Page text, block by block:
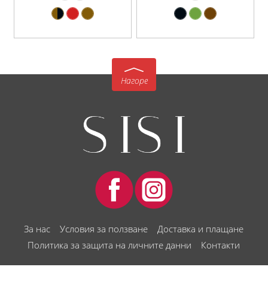
Нагоре
За нас Условия за ползване
Доставка и плащане
Политика за защита на личните данни
Контакти